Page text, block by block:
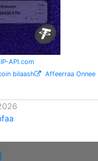
IP-API.com
bilaash Affeerraa Onnee